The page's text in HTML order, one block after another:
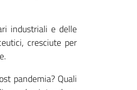
industriali e delle
cresciute per
pandemia? Quali